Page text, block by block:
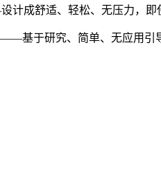
成舒适、轻松、无压力，即
基于研究、简单、无应用引